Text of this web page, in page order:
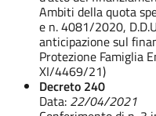
Ambiti della quota
e n. 4081/2020,
anticipazione sul
Protezione Famiglia
XI/4469/21)
Decreto 240
Data: 22/04/2021